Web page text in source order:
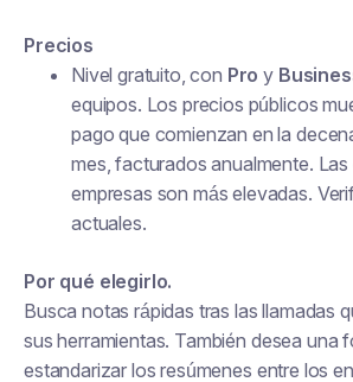
Precios
Nivel gratuito, con Pro y
equipos. Los precios públicos
pago que comienzan en la
mes, facturados anualmente.
empresas son más elevadas.
actuales.
Por qué elegirlo.
Busca notas rápidas tras las llamadas
sus herramientas. También desea una
estandarizar los resúmenes entre los